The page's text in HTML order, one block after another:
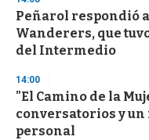
e
c
o
n
Peñarol respondió
Wanderers, que
del Intermedio
14:00
"El Camino de la
conversatorios y
personal